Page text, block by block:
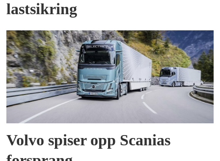
lastsikring
Volvo spiser opp Scanias